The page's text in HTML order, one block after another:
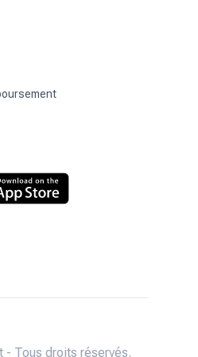
Tous droits réservés.